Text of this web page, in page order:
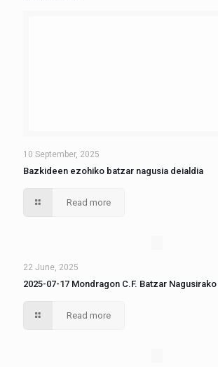
10 September, 2025
Bazkideen ezohiko batzar nagusia deialdia
Read more
22 June, 2025
2025-07-17 Mondragon C.F. Batzar
Read more